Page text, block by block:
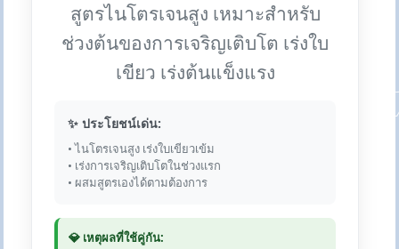
สูตรไนโตรเจนสูง เหมาะสำหรับ
ช่วงต้นของการเจริญเติบโต เร่งใบ
เขียว เร่งต้นแข็งแรง
✨ ประโยชน์เด่น:
• ไนโตรเจนสูง เร่งใบเขียวเข้ม
• เร่งการเจริญเติบโตในช่วงแรก
• ผสมสูตรเองได้ตามต้องการ
💎 เหตุผลที่ใช้คู่กัน: